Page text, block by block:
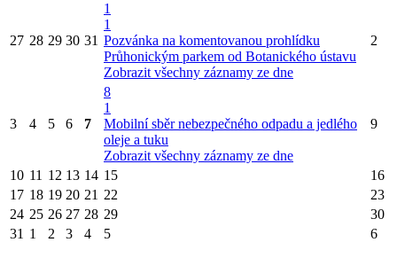
27 28 29 30 31
1
1
Pozvánka na komentovanou prohlídku
Průhonickým parkem od Botanického ústavu
Zobrazit všechny záznamy ze dne
2
3 4 5 6 7
8
1
Mobilní sběr nebezpečného odpadu a jedlého
oleje a tuku
Zobrazit všechny záznamy ze dne
9
10 11 12 13 14 15
16
17 18 19 20 21 22
23
24 25 26 27 28 29
30
31 1 2 3 4 5 6